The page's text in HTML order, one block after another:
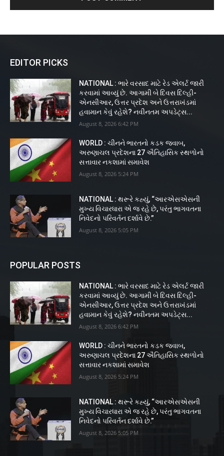
EDITOR PICKS
NATIONAL : ભારે વરસાદ માટે રેડ એલર્ટ જારી
કરવામાં આવ્યું છે. આગામી બે દિવસ દિલ્હી-
એનસીઆર, ઉત્તર પ્રદેશ અને ઉત્તરાખંડમાં
હવામાન કેવું રહેશે? નવીનતમ અપડેટ્સ...
August 8, 2026 6:42 PM
WORLD : ચીનને ભારતનો કડક જવાબ,
અરુણાચલ પ્રદેશના 27 ઐતિહાસિક સ્થળોનો
સત્તાવાર નકશામાં સમાવેશ
August 8, 2026 5:24 PM
NATIONAL : થરૂરે કહ્યું, “આરએસએસની
મુખ્ય વિચારધારા એ જ રહે છે, પરંતુ ભાગવતના
નિવેદનો પરિવર્તન દર્શાવે છે.”
August 8, 2026 5:05 PM
POPULAR POSTS
NATIONAL : ભારે વરસાદ માટે રેડ એલર્ટ જારી
કરવામાં આવ્યું છે. આગામી બે દિવસ દિલ્હી-
એનસીઆર, ઉત્તર પ્રદેશ અને ઉત્તરાખંડમાં
હવામાન કેવું રહેશે? નવીનતમ અપડેટ્સ...
August 8, 2026 6:42 PM
WORLD : ચીનને ભારતનો કડક જવાબ,
અરુણાચલ પ્રદેશના 27 ઐતિહાસિક સ્થળોનો
સત્તાવાર નકશામાં સમાવેશ
August 8, 2026 5:24 PM
NATIONAL : થરૂરે કહ્યું, “આરએસએસની
મુખ્ય વિચારધારા એ જ રહે છે, પરંતુ ભાગવતના
નિવેદનો પરિવર્તન દર્શાવે છે.”
August 8, 2026 5:05 PM